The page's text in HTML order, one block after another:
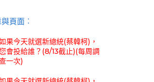
頁面︰
果今天就選新總統(蔡韓柯)，
會投給誰？(8/13截止)(每周調
一次)